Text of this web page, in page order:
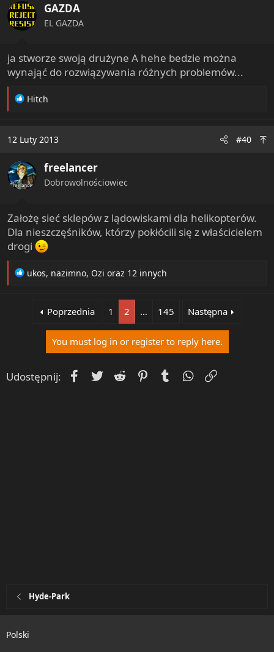
o
n
s
GAZDA
EL GAZDA
ja stworze swoją drużyne A hehe bedzie można
wynająć do rozwiązywania różnych problemów...
R
t
o
n
s
Hitch
12 Luty 2013 #40
freelancer
Dobrowolnościowiec
Założę sieć sklepów z lądowiskami dla helikopterów.
Dla nieszczęśników, którzy pokłócili się z właścicielem
drogi
R
:
ukos, nazimno, Ozi oraz 12 innych
Poprzednia 1 2 … 145 Następna
You must log in or register to reply here.
Udostępnij: Facebook
Twitter Reddit PinterestTumblrWhatsApp
Hyde-Park
Polski